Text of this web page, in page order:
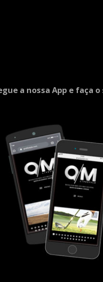
a nossa App e faça